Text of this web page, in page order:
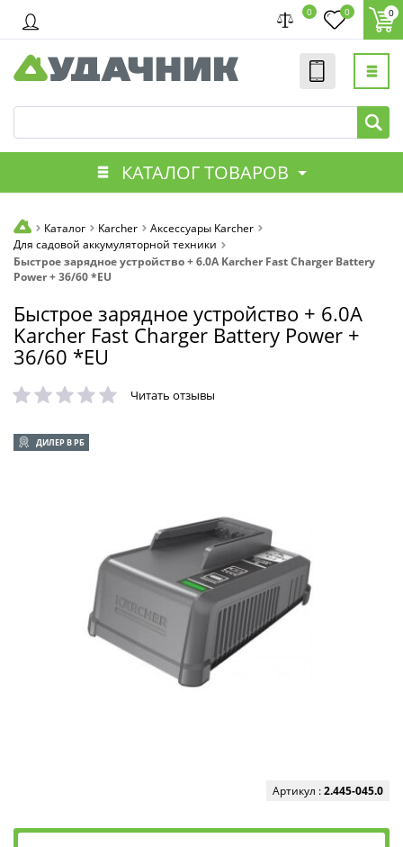
0 0 0
КАТАЛОГ ТОВАРОВ
Каталог Karcher
Аксессуары Karcher
Для садовой аккумуляторной техники
Быстрое зарядное устройство + 6.0А Karcher Fast Charger Battery
Power + 36/60 *EU
Быстрое зарядное устройство + 6.0А
Karcher Fast Charger Battery Power +
36/60 *EU
Читать отзывы
ДИЛЕР В РБ
Артикул :2.445-045.0